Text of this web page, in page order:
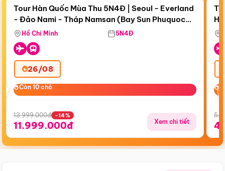
Còn17 ngày 19:29:01
Bay Sun Phuquoc Airways
Tour Hàn Quốc Mùa Thu 5N4Đ | Seoul - Everland
- Đảo Nami - Tháp Namsan (Bay Sun Phuquoc
Airways)
Hồ Chí Minh 5N4Đ
26/08
Còn 10 chỗ
Còn 10 chỗ
13.999.000đ -14%
11.999.000đ Xem chi tiết